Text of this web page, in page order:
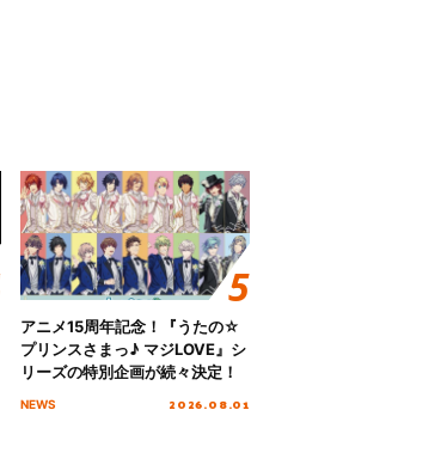
アニメ15周年記念！『うたの☆
プリンスさまっ♪ マジLOVE』シ
リーズの特別企画が続々決定！
NEWS 2026.08.01